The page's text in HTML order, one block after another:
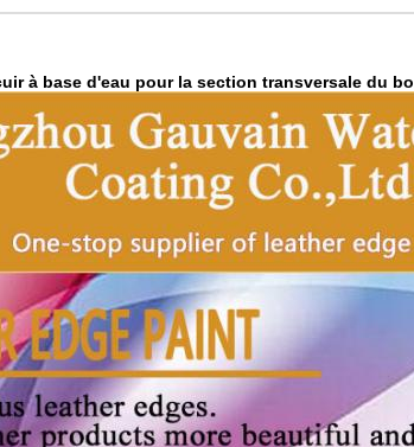
à base d'eau pour la section transversale du